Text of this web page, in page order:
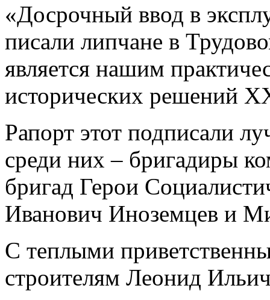
«Досрочный ввод в
писали липчане в
является нашим
исторических решений
Рапорт этот подписали
среди них – бригадиры
бригад Герои
Иванович Иноземцев и
С теплыми
строителям Леонид